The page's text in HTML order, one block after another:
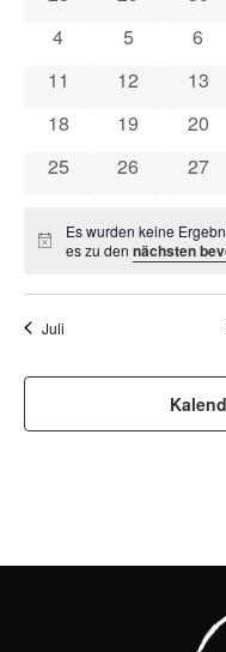
VON
0 Veranstaltungen
4 0
5 0
6
0 Veranstaltungen
11 0
12 0
13
0 Veranstaltungen
18 0
19 0
20
0 Veranstaltungen
25 0
26 0
27
Hinweis
Es wurden keine
es zu dennächsten
Juli